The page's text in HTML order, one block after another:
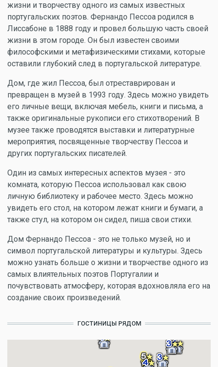
жизни и творчеству одного из самых известных
португальских поэтов. Фернандо Пессоа родился в
Лиссабоне в 1888 году и провел большую часть своей
жизни в этом городе. Он был известен своими
философскими и метафизическими стихами, которые
оставили глубокий след в португальской литературе.
Дом, где жил Пессоа, был отреставрирован и
превращен в музей в 1993 году. Здесь можно увидеть
его личные вещи, включая мебель, книги и письма, а
также оригинальные рукописи его стихотворений. В
музее также проводятся выставки и литературные
мероприятия, посвященные творчеству Пессоа и
других португальских писателей.
Один из самых интересных аспектов музея - это
комната, которую Пессоа использовал как свою
личную библиотеку и рабочее место. Здесь можно
увидеть его стол, на котором лежат книги и бумаги, а
также стул, на котором он сидел, пиша свои стихи.
Дом Фернандо Пессоа - это не только музей, но и
символ португальской литературы и культуры. Здесь
можно узнать больше о жизни и творчестве одного из
самых влиятельных поэтов Португалии и
почувствовать атмосферу, которая вдохновляла его на
создание своих произведений.
ГОСТИНИЦЫ РЯДОМ